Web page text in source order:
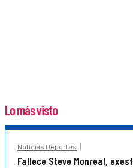
Lo más visto
Noticias Deportes
Fallece Steve Monreal,